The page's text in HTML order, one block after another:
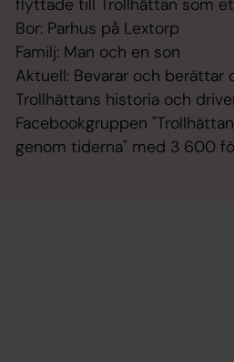
flyttade till Trollhättan som
Bor: Parhus på Lextorp
Familj: Man och en son
Aktuell: Bevarar och berättar
Trollhättans historia och
Facebookgruppen "Trollhättan
genom tiderna" med 3 600